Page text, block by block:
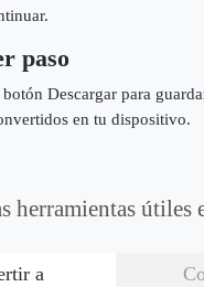
paso
botón Descargar para
en tu dispositivo.
herramientas útiles
a